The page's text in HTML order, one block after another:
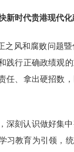
新时代贵港现代
之风和腐败问题
践行正确政绩观
任、拿出硬招数
深刻认识做好集
教育为引领，